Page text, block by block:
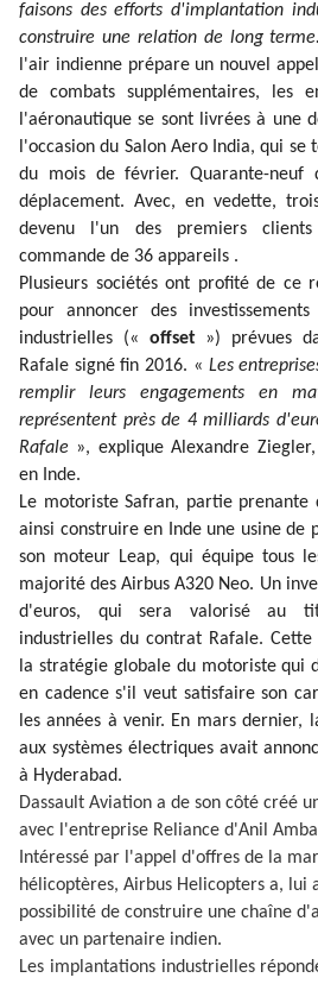
faisons des efforts d'implantation
construire une relation de long
l'air indienne prépare un nouvel
de combats supplémentaires, les
l'aéronautique se sont livrées à une
l'occasion du Salon Aero India, qui
du mois de février. Quarante-
déplacement. Avec, en vedette,
devenu l'un des premiers
commande de 36 appareils .
Plusieurs sociétés ont profité de ce
pour annoncer des
industrielles (« offset») prévues
Rafale signé fin 2016. « Les
remplir leurs engagements en
représentent près de 4 milliards
Rafale », explique Alexandre
en Inde.
Le motoriste Safran, partie prenante
ainsi construire en Inde une usine de
son moteur Leap, qui équipe tous
majorité des Airbus A320 Neo. Un
d'euros, qui sera valorisé au
industrielles du contrat Rafale. Cette
la stratégie globale du motoriste qui
en cadence s'il veut satisfaire son
les années à venir. En mars dernier,
aux systèmes électriques avait
à Hyderabad.
Dassault Aviation a de son côté créé
avec l'entreprise Reliance d'Anil
Intéressé par l'appel d'offres de la
hélicoptères, Airbus Helicopters a, lui
possibilité de construire une chaîne
avec un partenaire indien.
Les implantations industrielles